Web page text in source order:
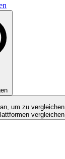
um zu vergleichen
vergleichen.